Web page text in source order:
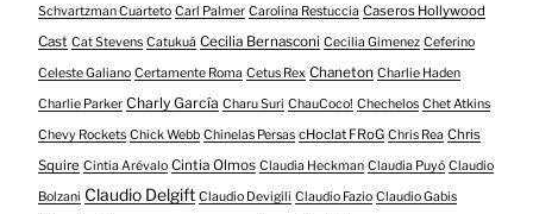
Schvartzman Cuarteto Carl Palmer Carolina Restuccia Caseros Hollywood
Cast Cat Stevens Catukuá Cecilia Bernasconi Cecilia Gimenez Ceferino
Celeste Galiano Certamente Roma Cetus Rex Chaneton Charlie Haden
Charlie Parker Charly García Charu Suri ChauCoco! Chechelos Chet Atkins
Chevy Rockets Chick Webb Chinelas Persas cHoclat FRoG Chris Rea Chris
Squire Cintia Arévalo Cintia Olmos Claudia Heckman Claudia Puyó Claudio
Bolzani Claudio Delgift Claudio Devigili Claudio Fazio Claudio Gabis